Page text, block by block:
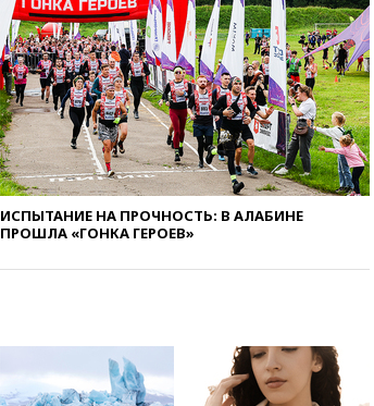
вчера, 19:35Зеленский
впервые совершил
официальный визит в Сербию
вчера, 19:19Россиянка
погибла во Французских
Альпах
вчера, 19:00Открытое
горение на складе в Брянске
ликвидировано
вчера, 18:55
украинским сухогрузам в
стали абсолютными
чемпионами на олимпиаде по
ИИ
ИСПЫТАНИЕ НА ПРОЧНОСТЬ: В АЛАБИНЕ
ПРОШЛА «ГОНКА ГЕРОЕВ»